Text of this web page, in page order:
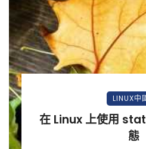
LINUX中
在 Linux 上使用
態